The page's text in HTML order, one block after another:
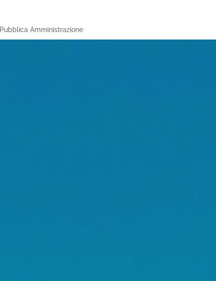
Pubblica Amministrazione